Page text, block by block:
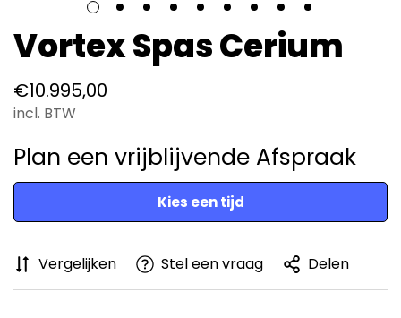
Vortex Spas Cerium
Normale
prijs
€10.995,00
incl. BTW
Plan een vrijblijvende Afspraak
Kies een tijd
Vergelijken Stel een vraag Delen